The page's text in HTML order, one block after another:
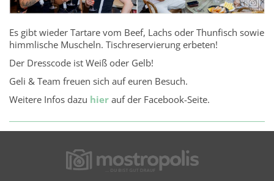
Es gibt wieder Tartare vom Beef, Lachs oder Thunfisch sowie
himmlische Muscheln. Tischreservierung erbeten!
Der Dresscode ist Weiß oder Gelb!
Geli & Team freuen sich auf euren Besuch.
Weitere Infos dazu hier auf der Facebook-Seite.